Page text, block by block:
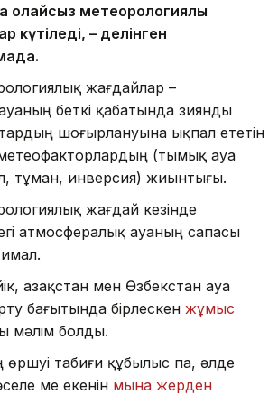
қолайсыз метеорологиялық
күтіледі, – делінген
жағдайлар –
беткі қабатында зиянды
шоғырлануына ықпал ететін
(тымық ауа
тұман, инверсия) жиынтығы.
жағдай кезінде
атмосфералық ауаның сапасы
Қазақстан мен Өзбекстан ауа
бағытында бірлескен жұмыс
мәлім болды.
өршуі табиғи құбылыс па, әлде
ме екенін мына жерден